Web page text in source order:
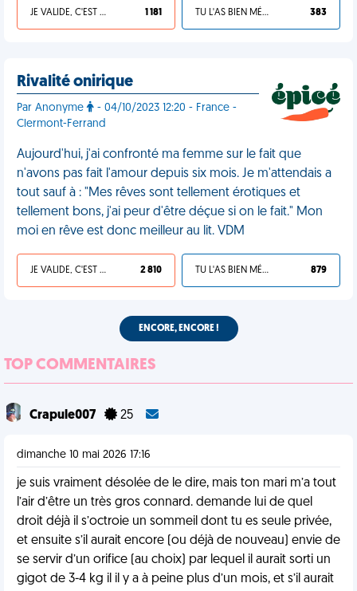
JE VALIDE, C'EST UNE VDM 1 181 TU L'AS BIEN MÉRITÉ 383
Rivalité onirique
Par Anonyme
- 04/10/2023 12:20 - France -
Clermont-Ferrand
Aujourd'hui, j'ai confronté ma femme sur le fait que
n'avons pas fait l'amour depuis six mois. Je m'attendais a
tout sauf à : "Mes rêves sont tellement érotiques et
tellement bons, j'ai peur d'être déçue si on le fait." Mon
moi en rêve est donc meilleur au lit. VDM
JE VALIDE, C'EST UNE VDM 2 810 TU L'AS BIEN MÉRITÉ 879
ENCORE, ENCORE !
TOP COMMENTAIRES
Crapule007 25
dimanche 10 mai 2026 17:16
je suis vraiment désolée de le dire, mais ton mari m’a tout
l’air d’être un très gros connard. demande lui de quel
droit déjà il s’octroie un sommeil dont tu es seule privée,
et ensuite s’il aurait encore (ou déjà de nouveau) envie de
se servir d’un orifice (au choix) par lequel il aurait sorti un
gigot de 3-4 kg il il y a à peine plus d’un mois, et s’il aurait